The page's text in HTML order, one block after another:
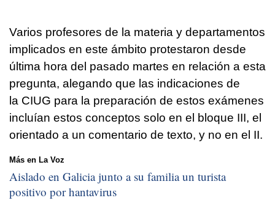
Varios profesores de la materia y departamentos
implicados en este ámbito protestaron desde
última hora del pasado martes en relación a esta
pregunta, alegando que las indicaciones de
la CIUG para la preparación de estos exámenes
incluían estos conceptos solo en el bloque III, el
orientado a un comentario de texto, y no en el II.
Más en La Voz
Aislado en Galicia junto a su familia un turista
positivo por hantavirus